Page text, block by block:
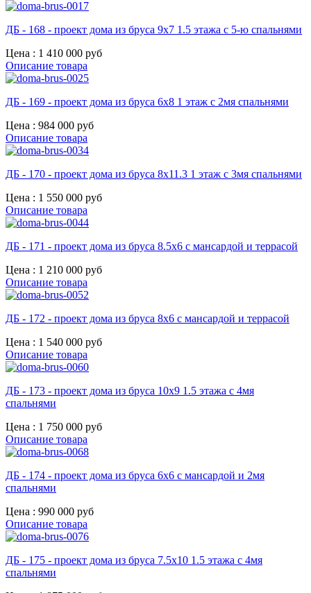
ДБ - 168 - проект дома из бруса 9х7 1.5 этажа с 5-ю спальнями
Цена : 1 410 000 руб
Описание товара
ДБ - 169 - проект дома из бруса 6х8 1 этаж с 2мя спальнями
Цена : 984 000 руб
Описание товара
ДБ - 170 - проект дома из бруса 8х11.3 1 этаж с 3мя спальнями
Цена : 1 550 000 руб
Описание товара
ДБ - 171 - проект дома из бруса 8.5х6 с мансардой и террасой
Цена : 1 210 000 руб
Описание товара
ДБ - 172 - проект дома из бруса 8х6 с мансардой и террасой
Цена : 1 540 000 руб
Описание товара
ДБ - 173 - проект дома из бруса 10х9 1.5 этажа с 4мя
спальнями
Цена : 1 750 000 руб
Описание товара
ДБ - 174 - проект дома из бруса 6х6 с мансардой и 2мя
спальнями
Цена : 990 000 руб
Описание товара
ДБ - 175 - проект дома из бруса 7.5х10 1.5 этажа с 4мя
спальнями